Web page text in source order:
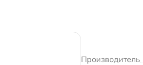
Производитель